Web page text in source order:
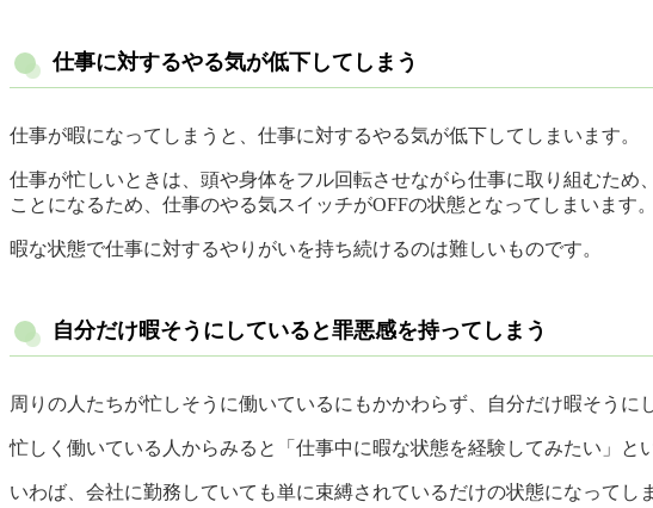
仕事に対するやる気が低下してしまう
仕事が暇になってしまうと、仕事に対するやる気が低下してしまいます。
仕事が忙しいときは、頭や身体をフル回転させながら仕事に取り組むた
ことになるため、仕事のやる気スイッチがOFFの状態となってしまいます。
暇な状態で仕事に対するやりがいを持ち続けるのは難しいものです。
自分だけ暇そうにしていると罪悪感を持ってしまう
周りの人たちが忙しそうに働いているにもかかわらず、自分だけ暇そうに
忙しく働いている人からみると「仕事中に暇な状態を経験してみたい」
いわば、会社に勤務していても単に束縛されているだけの状態になってし